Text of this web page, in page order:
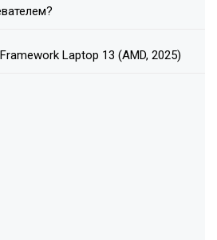
Laptop 13 (AMD, 2025)